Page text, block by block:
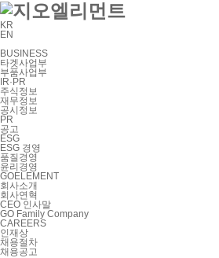
KR
EN
BUSINESS
타겟사업부
부품사업부
IR·PR
주식정보
재무정보
공시정보
PR
공고
ESG
ESG 경영
품질경영
윤리경영
GOELEMENT
회사소개
회사연혁
CEO 인사말
GO Family Company
CAREERS
인재상
채용절차
채용공고